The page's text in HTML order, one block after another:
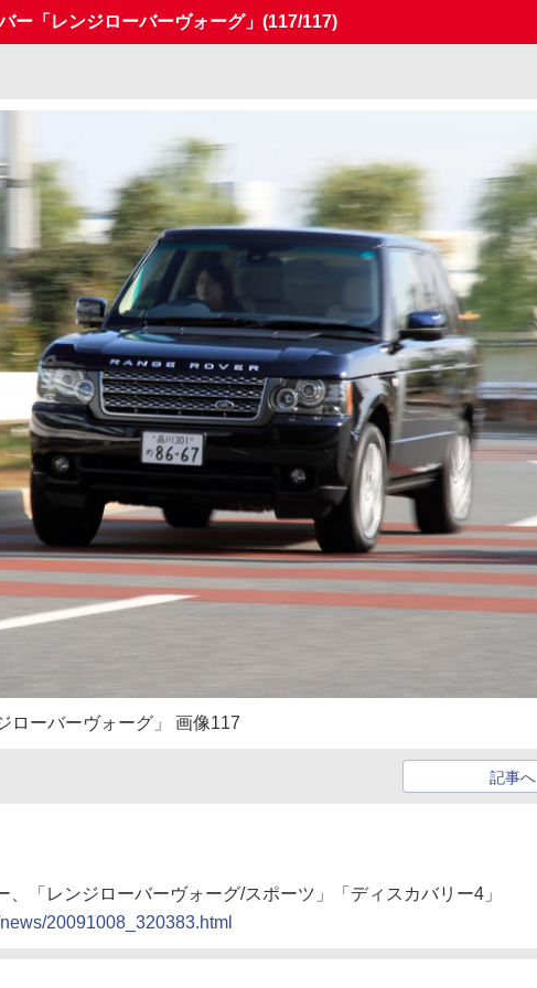
ー「レンジローバーヴォーグ」 (117/117)
ローバーヴォーグ」 画像117
記事へ
、「レンジローバーヴォーグ/スポーツ」「ディスカバリー4」
20091008_320383.html